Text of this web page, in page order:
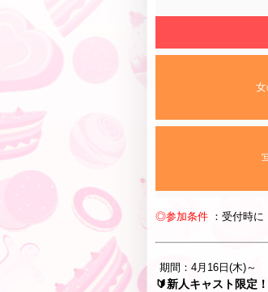
◎参加条件 ：受付時に
期間：4月16日(木)～
🔰新人キャスト限定